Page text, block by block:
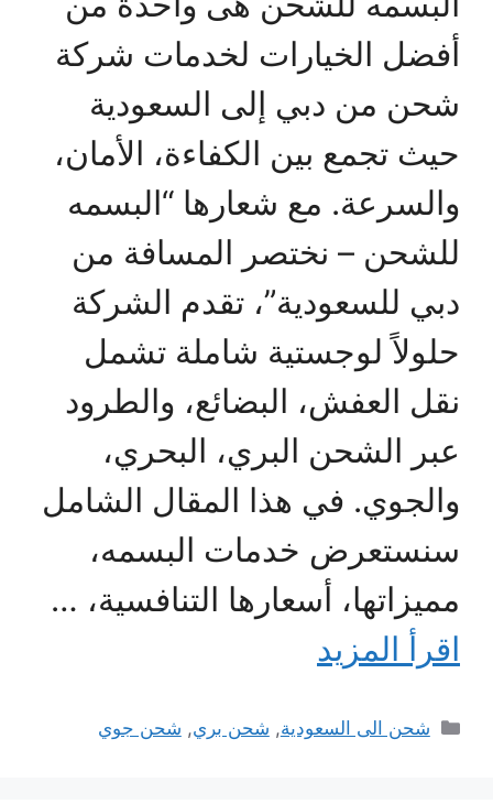
أفضل الخيارات لخدمات شركة
شحن من دبي إلى السعودية
حيث تجمع بين الكفاءة، الأمان،
والسرعة. مع شعارها “البسمه
للشحن – نختصر المسافة من
دبي للسعودية”، تقدم الشركة
حلولاً لوجستية شاملة تشمل
نقل العفش، البضائع، والطرود
عبر الشحن البري، البحري،
والجوي. في هذا المقال الشامل
سنستعرض خدمات البسمه،
مميزاتها، أسعارها التنافسية، …
اقرأ المزيد
التصنيفات
شحن الى السعودية, شحن بري, شحن جوي